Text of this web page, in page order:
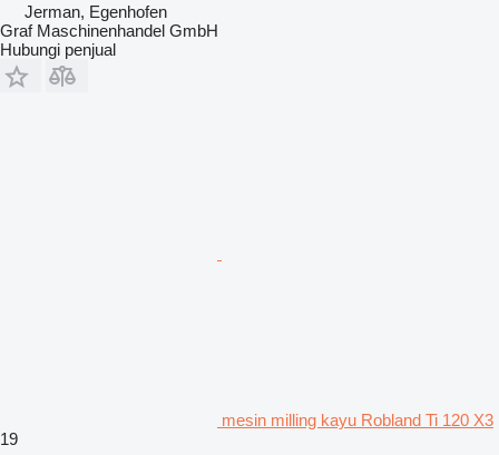
Jerman, Egenhofen
Graf Maschinenhandel GmbH
Hubungi penjual
mesin milling kayu Robland Ti 120 X3
19